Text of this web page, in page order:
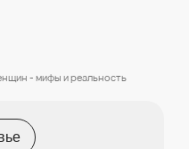
- мифы и реальность